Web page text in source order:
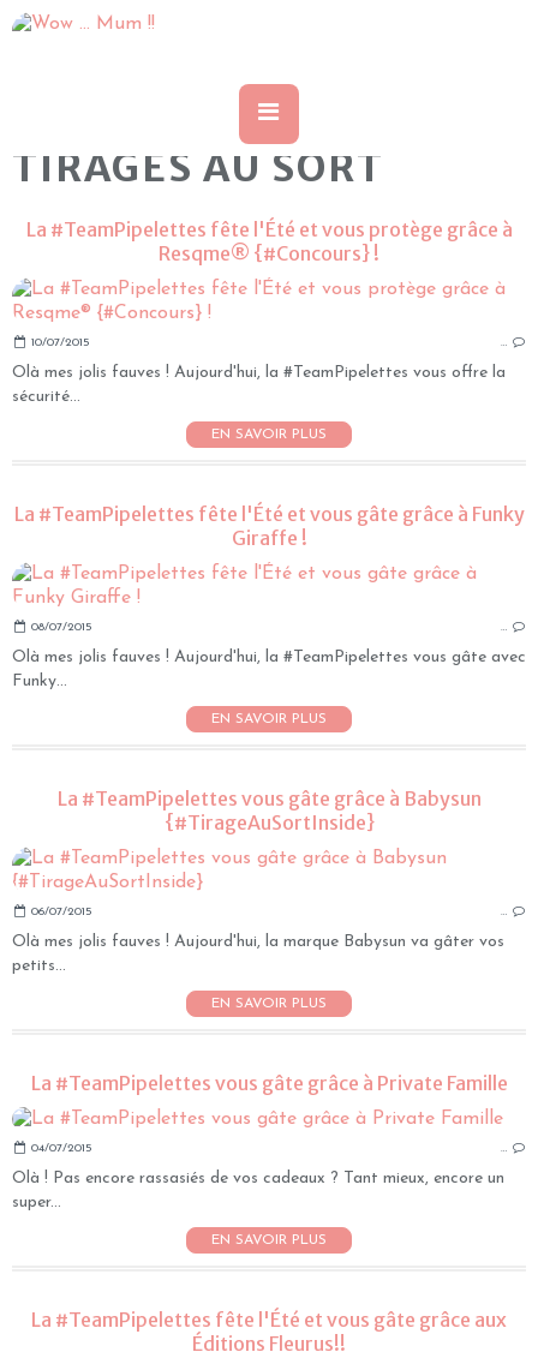
TIRAGES AU SORT
La #TeamPipelettes fête l'Été et vous protège grâce à
Resqme® {#Concours} !
10/07/2015 …
Olà mes jolis fauves ! Aujourd'hui, la #TeamPipelettes vous offre la
sécurité...
EN SAVOIR PLUS
La #TeamPipelettes fête l'Été et vous gâte grâce à Funky
Giraffe !
08/07/2015 …
Olà mes jolis fauves ! Aujourd'hui, la #TeamPipelettes vous gâte avec
Funky...
EN SAVOIR PLUS
La #TeamPipelettes vous gâte grâce à Babysun
{#TirageAuSortInside}
06/07/2015 …
Olà mes jolis fauves ! Aujourd'hui, la marque Babysun va gâter vos
petits...
EN SAVOIR PLUS
La #TeamPipelettes vous gâte grâce à Private Famille
04/07/2015 …
Olà ! Pas encore rassasiés de vos cadeaux ? Tant mieux, encore un
super...
EN SAVOIR PLUS
La #TeamPipelettes fête l'Été et vous gâte grâce aux
Éditions Fleurus!!